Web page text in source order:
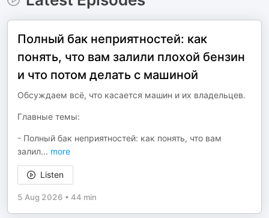
Полный бак неприятностей: как
понять, что вам залили плохой бензин
и что потом делать с машиной
Обсуждаем всё, что касается машин и их владельцев.
Главные темы:
- Полный бак неприятностей: как понять, что вам
залил... more
Listen
5 Aug 2026 • 44 min